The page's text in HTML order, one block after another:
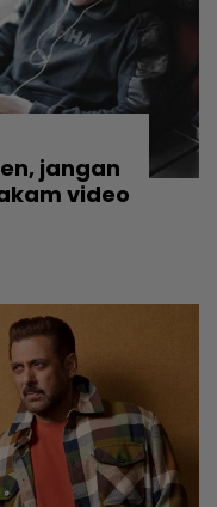
jangan
video